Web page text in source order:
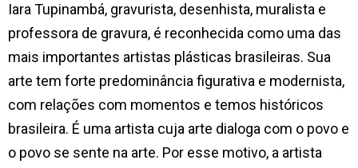
Iara Tupinambá, gravurista, desenhista, muralista e
professora de gravura, é reconhecida como uma das
mais importantes artistas plásticas brasileiras. Sua
arte tem forte predominância figurativa e modernista,
com relações com momentos e temos históricos
brasileira. É uma artista cuja arte dialoga com o povo e
o povo se sente na arte. Por esse motivo, a artista